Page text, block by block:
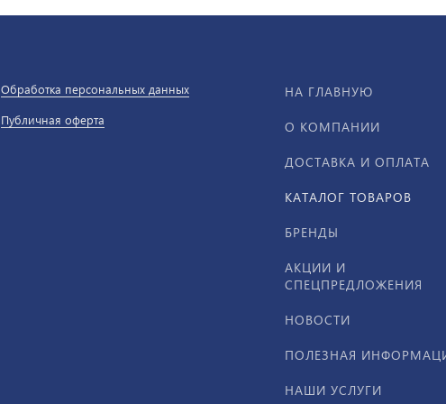
Обработка персональных данных
Публичная оферта
НА ГЛАВНУЮ
О КОМПАНИИ
ДОСТАВКА И ОПЛАТА
КАТАЛОГ ТОВАРОВ
БРЕНДЫ
АКЦИИ И
СПЕЦПРЕДЛОЖЕНИЯ
НОВОСТИ
ПОЛЕЗНАЯ
НАШИ УСЛУГИ